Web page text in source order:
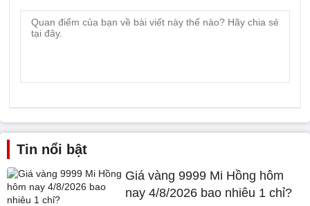
Tin nổi bật
Giá vàng 9999 Mi Hồng hôm
nay 4/8/2026 bao nhiêu 1 chỉ?